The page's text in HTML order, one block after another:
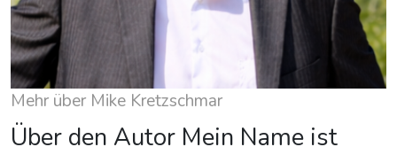
Mehr über Mike Kretzschmar
Über den Autor Mein Name ist